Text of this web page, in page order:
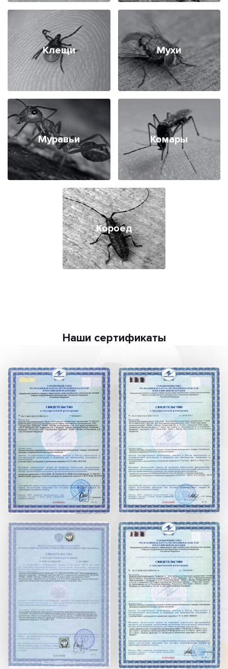
Клещи Мухи
Муравьи Комары
Короед
Наши сертификаты